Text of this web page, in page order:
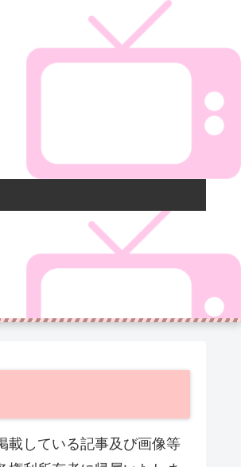
載している記事及び画像等